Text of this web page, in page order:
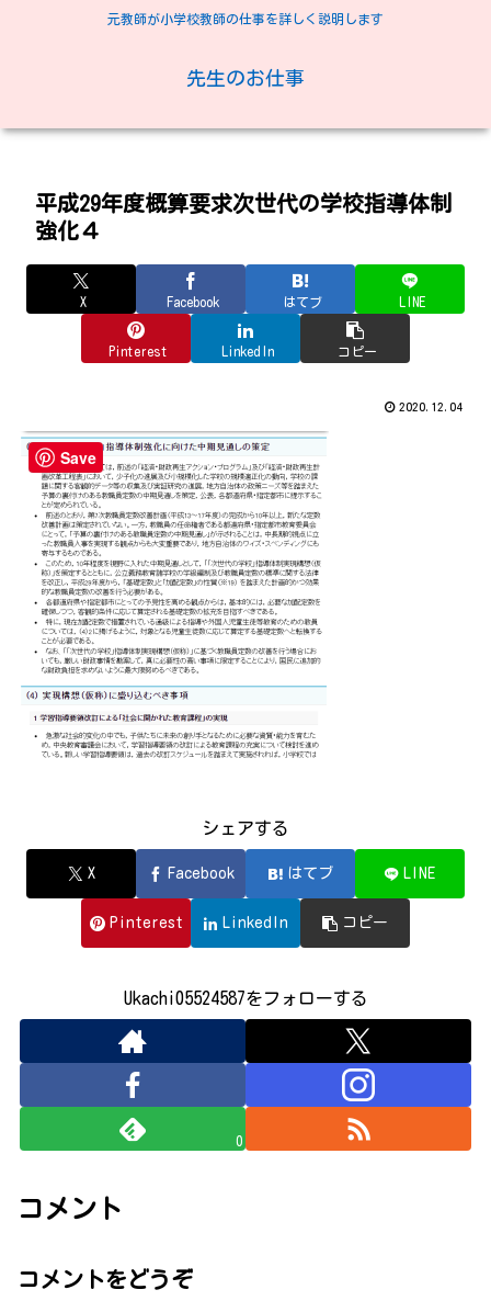
元教師が小学校教師の仕事を詳しく説明します
先生のお仕事
平成29年度概算要求次世代の学校指導体制
強化４
X Facebook はてブ LINE
Pinterest LinkedIn コピー
2020.12.04
シェアする
X Facebook はてブ LINE
Pinterest LinkedIn コピー
Ukachi05524587をフォローする
0
コメント
コメントをどうぞ
Save